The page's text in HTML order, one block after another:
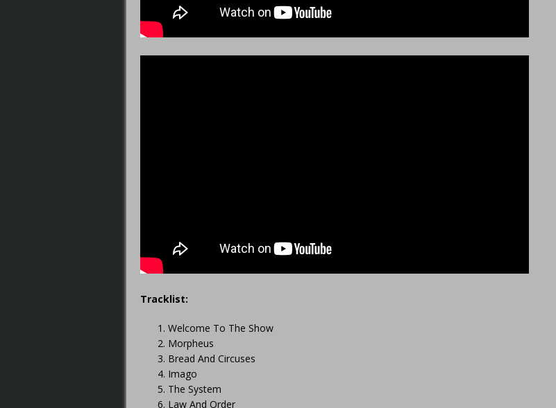
Tracklist:
Welcome To The Show
Morpheus
Bread And Circuses
Imago
The System
Law And Order